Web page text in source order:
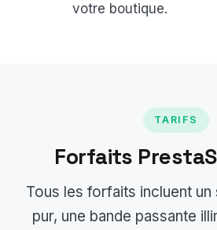
votre boutique.
TARIFS
Forfaits
Tous les forfaits incluent
pur, une bande passante